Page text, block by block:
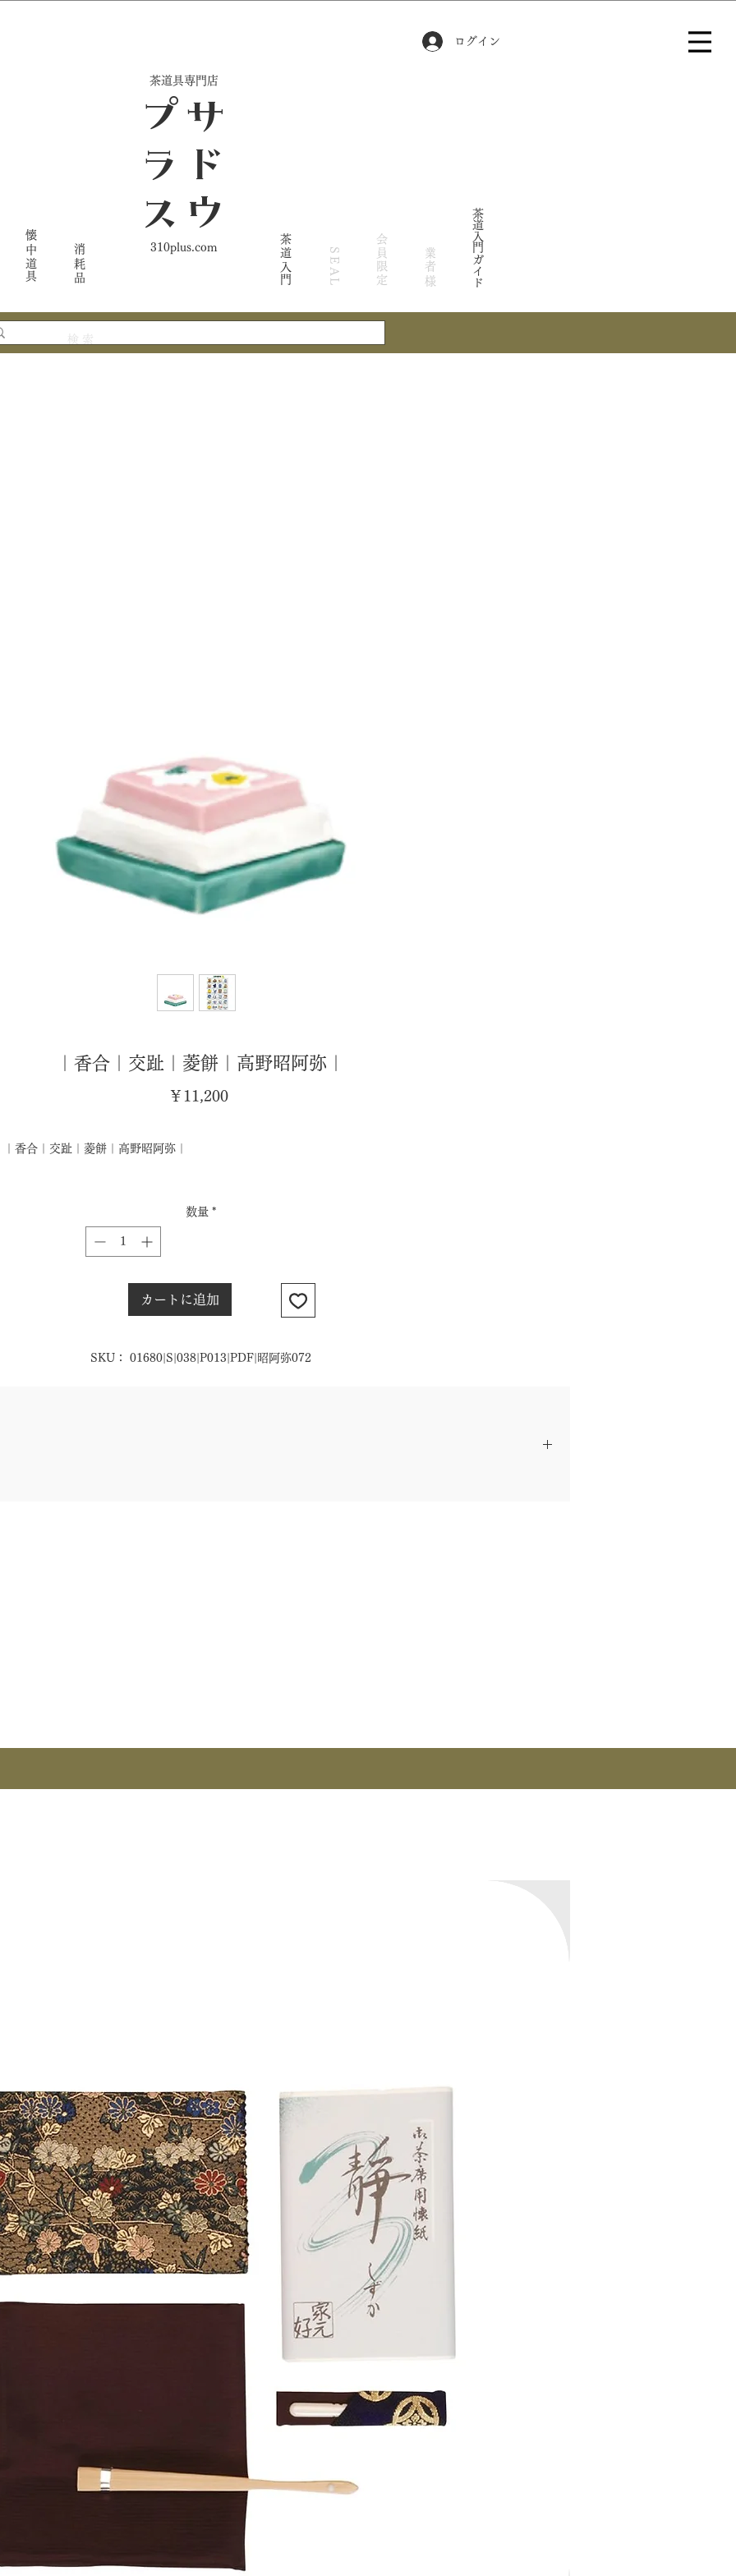
ログイン
​茶道具専門店
懐中道具 消耗品
サ
ド
ウ
プ
ラ
ス
310plus.com 茶道入門 SEAL 会員限定 業者様 茶道入門ガイド
｜香合｜交趾｜菱餅｜高野昭阿弥｜
￥11,200価
｜香合｜交趾｜菱餅｜高野昭阿弥｜
数量 *
カートに追加
SKU： 01680|S|038|P013|PDF|昭阿弥072